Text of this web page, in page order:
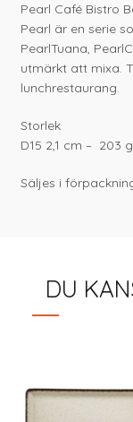
Pearl Café Bistro
Pearl är en serie
PearlTuana,
utmärkt att mixa.
lunchrestaurang.
Storlek
D15 2,1 cm – 203 g
Säljes i
DU